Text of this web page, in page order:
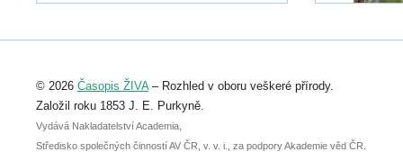
Registrovat se můžete do 6. září.
abstraktu přihlášené přednášky nebo
posteru je už 30. června.
© 2026 Časopis ŽIVA– Rozhled v oboru veškeré přírody.
Založil roku 1853 J. E. Purkyně.
Vydává Nakladatelství Academia,
Středisko společných činností AV ČR, v. v. i., za podpory Akademie věd ČR.